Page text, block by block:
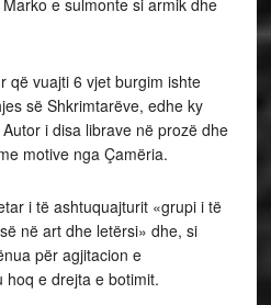
e sulmonte si armik dhe
që vuajti 6 vjet burgim ishte
së Shkrimtarëve, edhe ky
i disa librave në prozë dhe
motive nga Çamëria.
i të ashtuquajturit «grupi i të
në art dhe letërsi» dhe, si
për agjitacion e
hoq e drejta e botimit.